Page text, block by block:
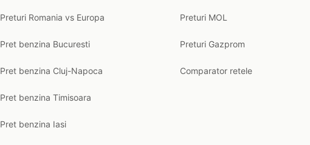
Preturi Romania vs Europa
Pret benzina Bucuresti
Pret benzina Cluj-Napoca
Pret benzina Timisoara
Pret benzina Iasi
Preturi MOL
Preturi Gazprom
Comparator retele